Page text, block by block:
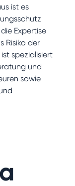
ist es
Expertise
Risiko der
spezialisiert
und
sowie